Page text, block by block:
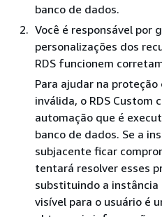
banco de dados.
Você é responsável por
personalizações dos
RDS funcionem
Para ajudar na
inválida, o RDS Custom
automação que é
banco de dados. Se a
subjacente ficar
tentará resolver esses
substituindo a instância
visível para o usuário é